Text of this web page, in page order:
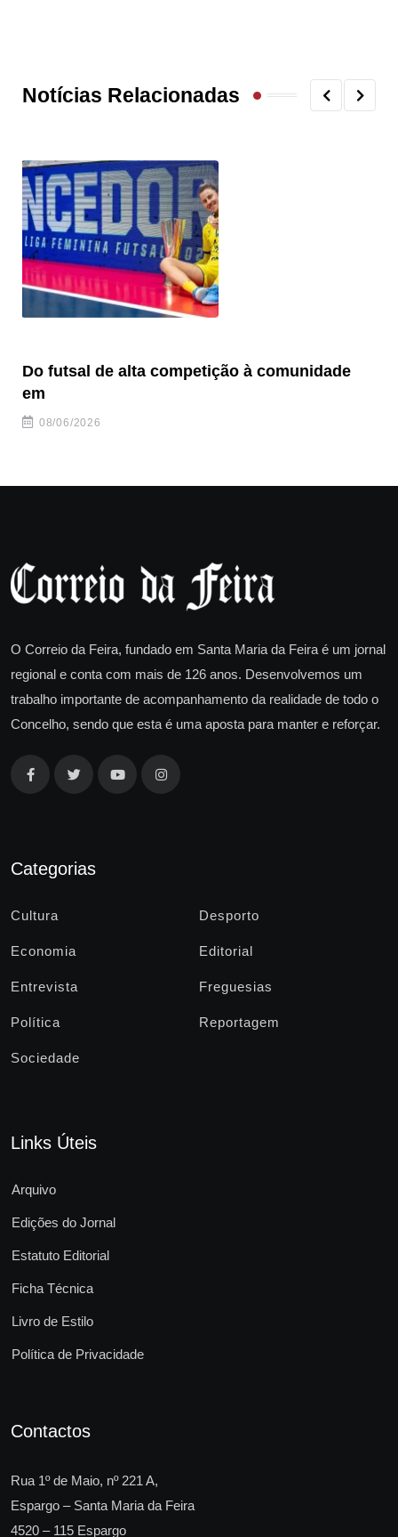
Notícias Relacionadas
Do futsal de alta competição à comunidade
em
08/06/2026
O Correio da Feira, fundado em Santa Maria da Feira é um jornal
regional e conta com mais de 126 anos. Desenvolvemos um
trabalho importante de acompanhamento da realidade de todo o
Concelho, sendo que esta é uma aposta para manter e reforçar.
Categorias
Cultura Desporto
Economia Editorial
Entrevista Freguesias
Política Reportagem
Sociedade
Links Úteis
Arquivo
Edições do Jornal
Estatuto Editorial
Ficha Técnica
Livro de Estilo
Política de Privacidade
Contactos
Rua 1º de Maio, nº 221 A,
Espargo – Santa Maria da Feira
4520 – 115 Espargo